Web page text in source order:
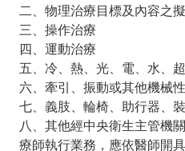
二、物理治療目標及內容之
三、操作治療
四、運動治療
五、冷、熱、光、電、水、
六、牽引、振動或其他機械
七、義肢、輪椅、助行器、
八、其他經中央衛生主管機
療師執行業務，應依醫師開